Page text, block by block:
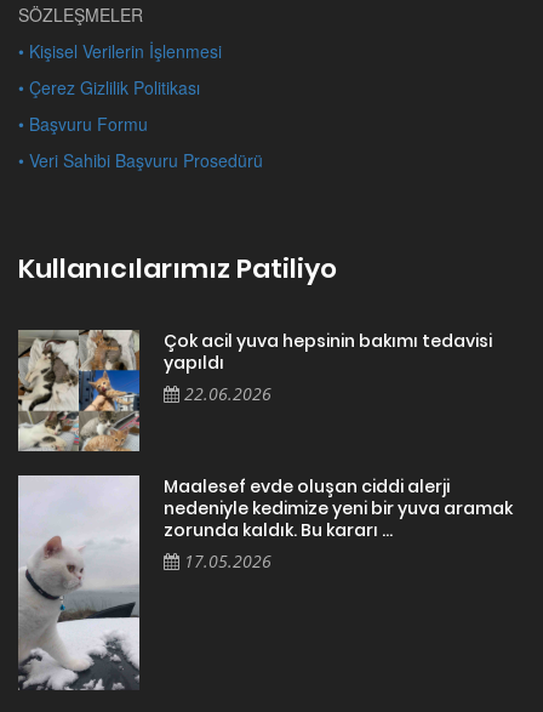
SÖZLEŞMELER
• Kişisel Verilerin İşlenmesi
• Çerez Gizlilik Politikası
• Başvuru Formu
• Veri Sahibi Başvuru Prosedürü
Kullanıcılarımız Patiliyo
Çok acil yuva hepsinin bakımı tedavisi
yapıldı
22.06.2026
Maalesef evde oluşan ciddi alerji
nedeniyle kedimize yeni bir yuva aramak
zorunda kaldık. Bu kararı ...
17.05.2026